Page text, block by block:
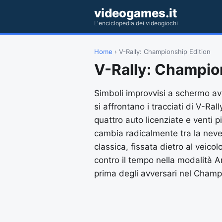
videogames.it
L'enciclopedia dei videogiochi
Home › V-Rally: Championship Edition
V-Rally:
Simboli improvvisi a schermo
si affrontano i tracciati di V-
quattro auto licenziate e venti
cambia radicalmente tra la
classica, fissata dietro al
contro il tempo nella modalità
prima degli avversari nel